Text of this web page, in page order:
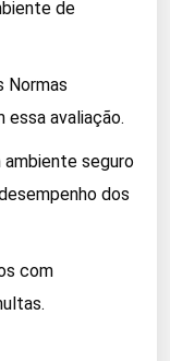
de
Normas
essa avaliação.
ambiente seguro
dos
com